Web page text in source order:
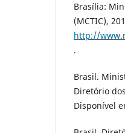
Brasília:
(MCTIC),
http://
.
Brasil.
Diretório
Disponível